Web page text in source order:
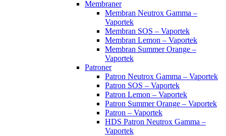
Membraner
Membran Neutrox Gamma –
Vaportek
Membran SOS – Vaportek
Membran Lemon – Vaportek
Membran Summer Orange –
Vaportek
Patroner
Patron Neutrox Gamma – Vaportek
Patron SOS – Vaportek
Patron Lemon – Vaportek
Patron Summer Orange – Vaportek
Patron – Vaportek
HDS Patron Neutrox Gamma –
Vaportek